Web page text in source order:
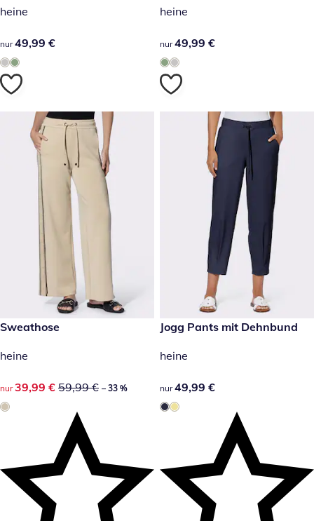
heine
49,99 €
nur 49,99 €
heine
49,99 €
nur 49,99 €
reduzierter Preis 39,99 €, vorheriger Preis: 59,99 €
-33 %
Sweathose
heine
reduzierter Preis 39,99 €, vorheriger Preis: 59,99 €
nur 39,99 € 59,99 € – 33 %
49,99 €
Jogg Pants mit Dehnbund
heine
49,99 €
nur 49,99 €